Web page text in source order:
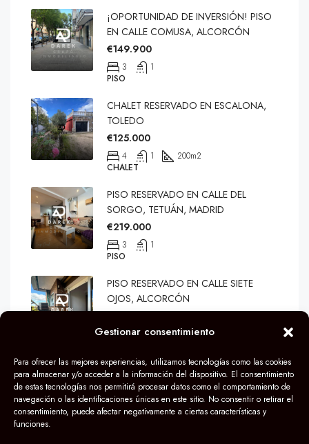
Gestionar consentimiento
Para ofrecer las mejores experiencias, utilizamos tecnologías como las cookies
para almacenar y/o acceder a la información del dispositivo. El consentimiento
de estas tecnologías nos permitirá procesar datos como el comportamiento de
navegación o las identificaciones únicas en este sitio. No consentir o retirar el
consentimiento, puede afectar negativamente a ciertas características y
funciones.
¡OPORTUNIDAD DE INVERSIÓN! PISO
EN CALLE COMUSA, ALCORCÓN
€149.900
3
1
PISO
CHALET RESERVADO EN ESCALONA,
TOLEDO
€125.000
4 1 200m2
CHALET
PISO RESERVADO EN CALLE DEL
SORGO, TETUÁN, MADRID
€219.000
3
1
PISO
PISO RESERVADO EN CALLE SIETE
OJOS, ALCORCÓN
€259.900
3 1 80m2